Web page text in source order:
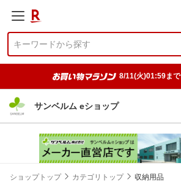
8/11(火)01:59まで
サンベルム eショップ
ショップトップ カテゴリトップ 収納用品